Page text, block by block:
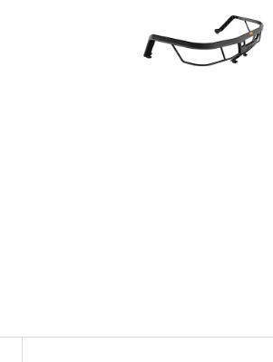
PALIVOVÉ ČERPADLO